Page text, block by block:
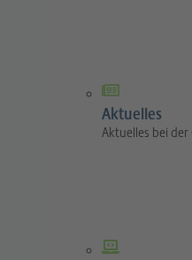
Aktuelles
Aktuelles bei der